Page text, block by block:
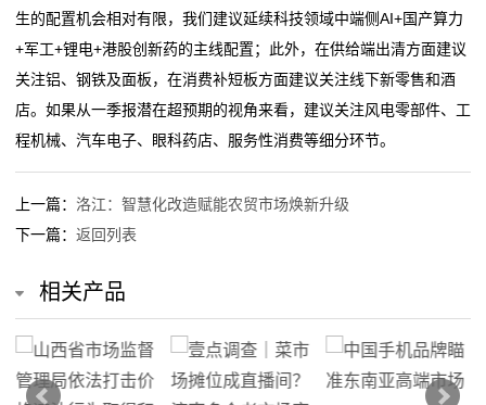
生的配置机会相对有限，我们建议延续科技领域中端侧AI+国产算力
+军工+锂电+港股创新药的主线配置；此外，在供给端出清方面建议
关注铝、钢铁及面板，在消费补短板方面建议关注线下新零售和酒
店。如果从一季报潜在超预期的视角来看，建议关注风电零部件、工
程机械、汽车电子、眼科药店、服务性消费等细分环节。
上一篇： 洛江：智慧化改造赋能农贸市场焕新升级
下一篇： 返回列表
相关产品